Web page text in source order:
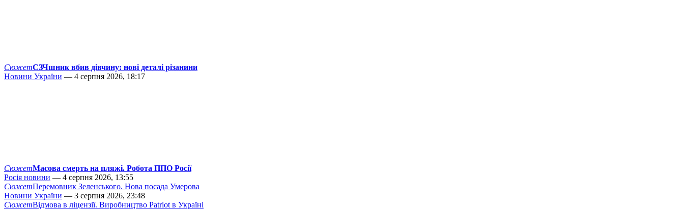
СюжетСЗЧшник вбив дівчину: нові деталі різанини
Новини України — 4 серпня 2026, 18:17
СюжетМасова смерть на пляжі. Робота ППО Росії
Росія новини — 4 серпня 2026, 13:55
СюжетПеремовник Зеленського. Нова посада Умерова
Новини України — 3 серпня 2026, 23:48
СюжетВідмова в ліцензії. Виробництво Patriot в Україні